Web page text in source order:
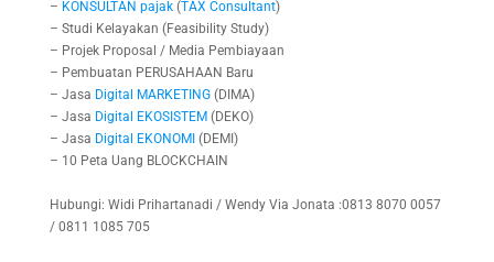
– KONSULTAN pajak(TAX Consultant)
– Studi Kelayakan (Feasibility Study)
– Projek Proposal / Media Pembiayaan
– Pembuatan PERUSAHAAN Baru
– Jasa Digital MARKETING(DIMA)
– Jasa Digital EKOSISTEM (DEKO)
– Jasa Digital EKONOMI (DEMI)
– 10 Peta Uang BLOCKCHAIN
Hubungi: Widi Prihartanadi / Wendy Via Jonata :0813 8070 0057
/ 0811 1085 705